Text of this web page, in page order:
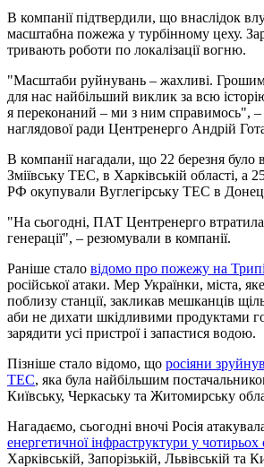
В компанії підтвердили, що внаслідок
масштабна пожежа у турбінному цеху.
тривають роботи по локалізації вогню.
"Масштаби руйнувань – жахливі.
для нас найбільший виклик за всю
я переконаний – ми з ним справимось", –
наглядової ради Центренерго Андрій
В компанії нагадали, що 22 березня
Зміївську ТЕС, в Харківській області, а
РФ окупували Вуглегірську ТЕС в
"На сьогодні, ПАТ Центренерго втратила
генерації", – резюмували в компанії.
Раніше стало відомо про пожежу на
російської атаки. Мер Українки, міста,
поблизу станції, закликав мешканців
аби не дихати шкідливими продуктами
зарядити усі пристрої і запастися водою.
Пізніше стало відомо, що росіяни
ТЕС, яка була найбільшим
Київську, Черкаську та Житомирську
Нагадаємо, сьогодні вночі Росія
енергетичної інфраструктури у чотирьох
Харківській, Запорізькій, Львівській та